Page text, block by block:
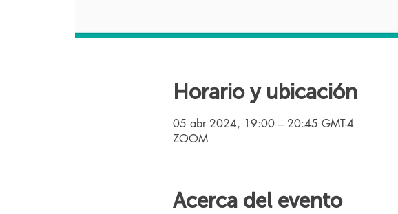
Horario y ubicación
05 abr 2024, 19:00 – 20:45 GMT-4
ZOOM
Acerca del evento